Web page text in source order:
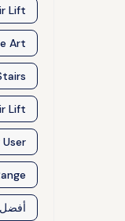
Lift
Art
Lift